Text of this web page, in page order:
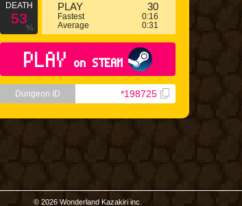
DEATH
53
%
PLAY 30
Fastest
0:16
Average
0:31
PLAY on STEAM
Dungeon ID *198725
© 2026 Wonderland Kazakiri inc.